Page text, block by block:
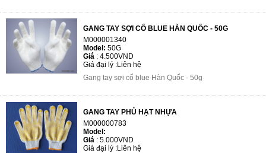
GANG TAY SỢI CỔ BLUE HÀN QUỐC - 50G
M000001340
Model: 50G
Giá : 4.500VND
Giá đại lý :Liên hệ
Gang tay sợi cổ blue Hàn Quốc - 50g
GANG TAY PHỦ HẠT NHỰA
M000000783
Model:
Giá : 5.000VND
Giá đại lý :Liên hệ